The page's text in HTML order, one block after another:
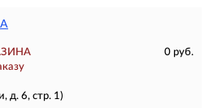
0 руб.
д. 6, стр. 1)